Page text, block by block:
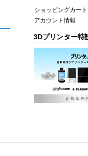
ショッピングカート
アカウント情報
3Dプリンター特